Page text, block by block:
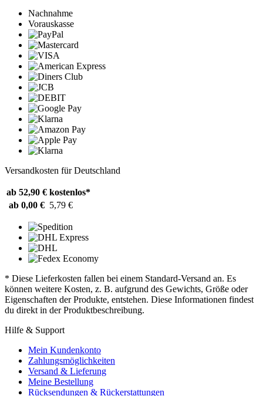
Nachnahme
Vorauskasse
Versandkosten für Deutschland
ab 52,90 € kostenlos*
ab 0,00 € 5,79 €
* Diese Lieferkosten fallen bei einem Standard-Versand an. Es
können weitere Kosten, z. B. aufgrund des Gewichts, Größe oder
Eigenschaften der Produkte, entstehen. Diese Informationen findest
du direkt in der Produktbeschreibung.
Hilfe & Support
Mein Kundenkonto
Zahlungsmöglichkeiten
Versand & Lieferung
Meine Bestellung
Rücksendungen & Rückerstattungen